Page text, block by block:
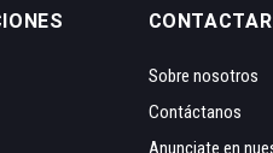
CONTACTAR
Sobre nosotros
Contáctanos